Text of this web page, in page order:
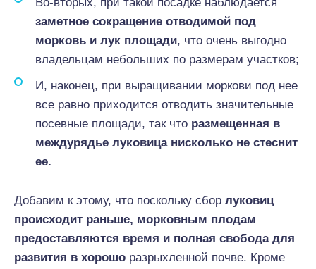
заметное сокращение отводимой под
морковь и лук площади, что очень выгодно
владельцам небольших по размерам участков;
И, наконец, при выращивании моркови под нее
все равно приходится отводить значительные
посевные площади, так что размещенная в
междурядье луковица нисколько не стеснит
ее.
Добавим к этому, что поскольку сбор луковиц
происходит раньше, морковным плодам
предоставляются время и полная свобода для
развития в хорошо разрыхленной почве. Кроме